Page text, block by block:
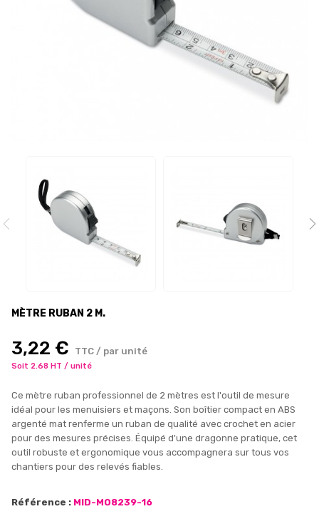
MÈTRE RUBAN 2 M.
3,22 € TTC / par unité
Soit 2.68 HT / unité
Ce mètre ruban professionnel de 2 mètres est l'outil de mesure
idéal pour les menuisiers et maçons. Son boîtier compact en ABS
argenté mat renferme un ruban de qualité avec crochet en acier
pour des mesures précises. Équipé d'une dragonne pratique, cet
outil robuste et ergonomique vous accompagnera sur tous vos
chantiers pour des relevés fiables.
Référence : MID-MO8239-16